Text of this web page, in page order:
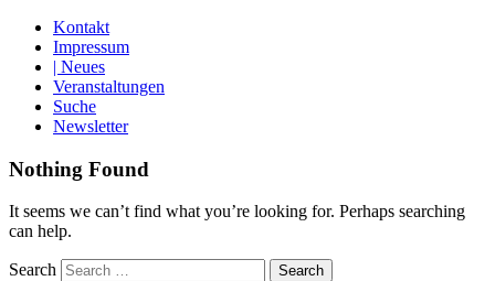
Kontakt
Impressum
| Neues
Veranstaltungen
Suche
Newsletter
Nothing Found
It seems we can’t find what you’re looking for. Perhaps searching
can help.
Search